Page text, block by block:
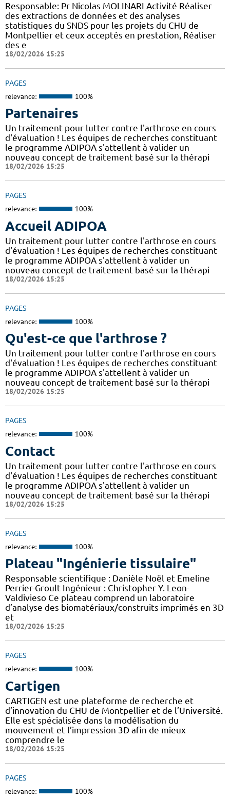
Responsable: Pr Nicolas MOLINARI Activité Réaliser
des extractions de données et des analyses
statistiques du SNDS pour les projets du CHU de
Montpellier et ceux acceptés en prestation, Réaliser
des e
18/02/2026 15:25
PAGES
relevance: 100%
Partenaires
Un traitement pour lutter contre l'arthrose en cours
d'évaluation ! Les équipes de recherches constituant
le programme ADIPOA s'attellent à valider un
nouveau concept de traitement basé sur la thérapi
18/02/2026 15:25
PAGES
relevance: 100%
Accueil ADIPOA
Un traitement pour lutter contre l'arthrose en cours
d'évaluation ! Les équipes de recherches constituant
le programme ADIPOA s'attellent à valider un
nouveau concept de traitement basé sur la thérapi
18/02/2026 15:25
PAGES
relevance: 100%
Qu'est-ce que l'arthrose ?
Un traitement pour lutter contre l'arthrose en cours
d'évaluation ! Les équipes de recherches constituant
le programme ADIPOA s'attellent à valider un
nouveau concept de traitement basé sur la thérapi
18/02/2026 15:25
PAGES
relevance: 100%
Contact
Un traitement pour lutter contre l'arthrose en cours
d'évaluation ! Les équipes de recherches constituant
le programme ADIPOA s'attellent à valider un
nouveau concept de traitement basé sur la thérapi
18/02/2026 15:25
PAGES
relevance: 100%
Plateau "Ingénierie tissulaire"
Responsable scientifique : Danièle Noël et Emeline
Perrier-Groult Ingénieur : Christopher Y. Leon-
Valdivieso Ce plateau comprend un laboratoire
d’analyse des biomatériaux/construits imprimés en 3D
et
18/02/2026 15:25
PAGES
relevance: 100%
Cartigen
CARTIGEN est une plateforme de recherche et
d’innovation du CHU de Montpellier et de l’Université.
Elle est spécialisée dans la modélisation du
mouvement et l’impression 3D afin de mieux
comprendre le
18/02/2026 15:25
PAGES
relevance: 100%